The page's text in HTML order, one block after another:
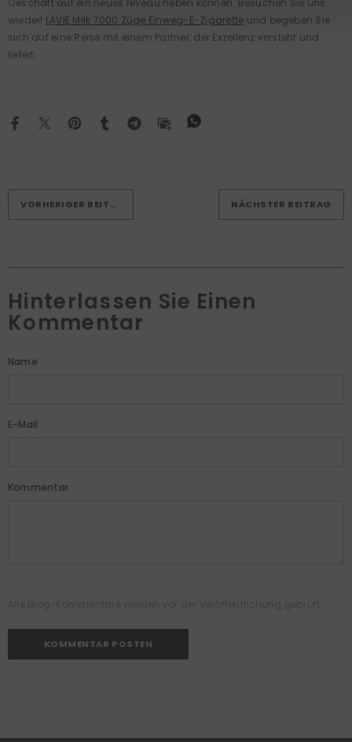
Geschäft auf ein neues Niveau heben können. Besuchen Sie uns
wieder! LAVIE Milk 7000 Züge Einweg-E-Zigarette und begeben Sie
sich auf eine Reise mit einem Partner, der Exzellenz versteht und
liefert.
VORHERIGER BEITRAG NÄCHSTER BEITRAG
Hinterlassen Sie Einen
Kommentar
Name
E-Mail
Kommentar